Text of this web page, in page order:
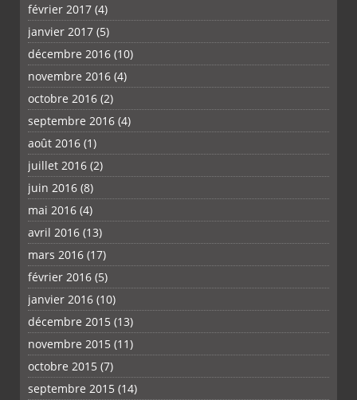
février 2017 (4)
janvier 2017 (5)
décembre 2016 (10)
novembre 2016 (4)
octobre 2016 (2)
septembre 2016 (4)
août 2016 (1)
juillet 2016 (2)
juin 2016 (8)
mai 2016 (4)
avril 2016 (13)
mars 2016 (17)
février 2016 (5)
janvier 2016 (10)
décembre 2015 (13)
novembre 2015 (11)
octobre 2015 (7)
septembre 2015 (14)